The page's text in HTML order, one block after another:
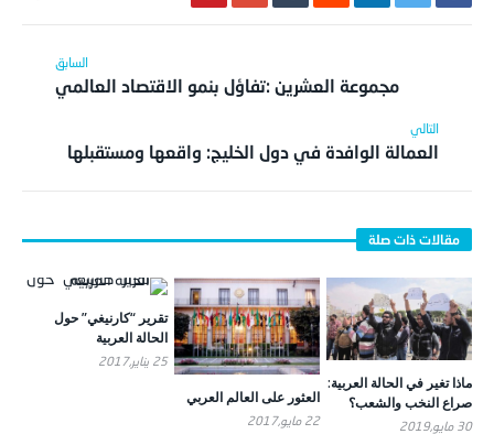
مجموعة العشرين :تفاؤل بنمو الاقتصاد العالمي
العمالة الوافدة في دول الخليج: واقعها ومستقبلها
ماذا تغير في الحالة العربية:
صراع النخب والشعب؟
30 مايو,2019
العثور على العالم العربي
22 مايو,2017
تقرير “كارنيغي” حول
الحالة العربية
25 يناير,2017